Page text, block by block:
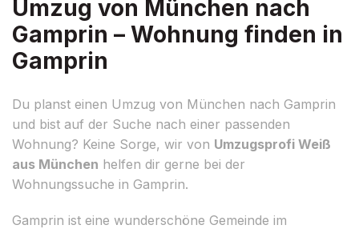
Umzug von München nach
Gamprin – Wohnung finden in
Gamprin
Du planst einen Umzug von München nach Gamprin
und bist auf der Suche nach einer passenden
Wohnung? Keine Sorge, wir von Umzugsprofi Weiß
aus München helfen dir gerne bei der
Wohnungssuche in Gamprin.
Gamprin ist eine wunderschöne Gemeinde im